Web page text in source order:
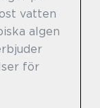
vatten
algen
för